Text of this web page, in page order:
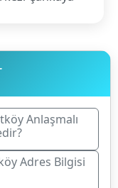
Anlaşmalı
Adres Bilgisi